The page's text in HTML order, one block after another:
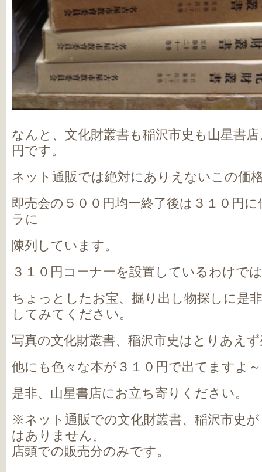
なんと、文化財叢書も稲沢市史も山星書
円です。
ネット通販では絶対にありえないこの価
即売会の５００円均一終了後は３１０円
ラに
陳列しています。
３１０円コーナーを設置しているわけで
ちょっとしたお宝、掘り出し物探しに是
してみてください。
写真の文化財叢書、稲沢市史はとりあえ
他にも色々な本が３１０円で出てますよ
是非、山星書店にお立ち寄りください。
※ネット通販での文化財叢書、稲沢市史
はありません。
店頭での販売分のみです。